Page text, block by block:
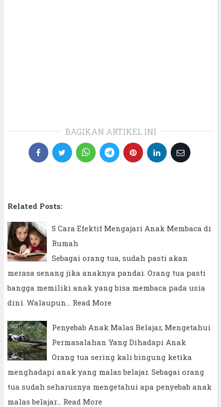
BAGIKAN ARTIKEL INI
Related Posts:
5 Cara Efektif Mengajari Anak Membaca di
Rumah
Sebagai orang tua, sudah pasti akan
merasa senang jika anaknya pandai. Orang tua pasti
bangga memiliki anak yang bisa membaca pada usia
dini. Walaupun…
Read More
Penyebab Anak Malas Belajar, Mengetahui
Permasalahan Yang Dihadapi Anak
Orang tua sering kali bingung ketika
menghadapi anak yang malas belajar. Sebagai orang
tua sudah seharusnya mengetahui apa penyebab anak
malas belajar…
Read More